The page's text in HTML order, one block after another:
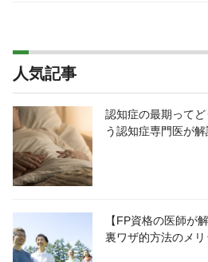
人気記事
認知症の最期って
う認知症専門医が解
【FP資格の医師が
裏ワザ的方法のメ